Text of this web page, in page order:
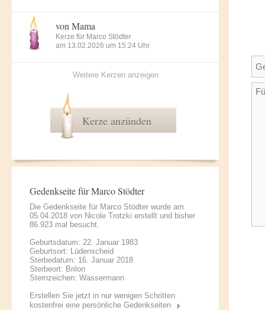
von Mama
Kerze für Marco Stödter
am 13.02.2026 um 15:24 Uhr
Weitere Kerzen anzeigen
Kerze anzünden
Gedenkseite für Marco Stödter
Die Gedenkseite für Marco Stödter wurde am
05.04.2018 von Nicole Trotzki erstellt und bisher
86.923 mal besucht.
Geburtsdatum: 22. Januar 1983
Geburtsort: Lüdenscheid
Sterbedatum: 16. Januar 2018
Sterbeort: Brilon
Sternzeichen: Wassermann
Erstellen Sie jetzt in nur wenigen Schritten
kostenfrei eine persönliche Gedenkseiten